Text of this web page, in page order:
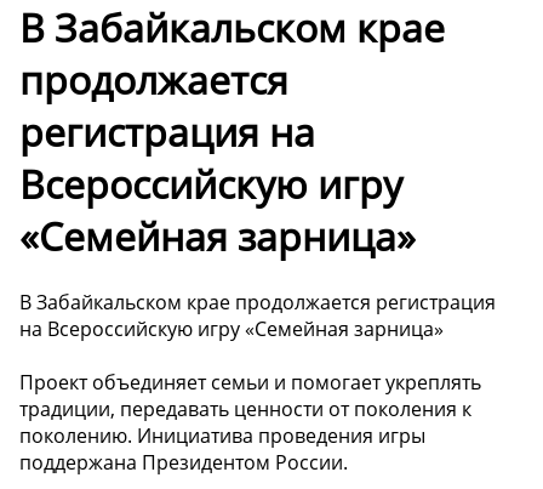
В Забайкальском крае
продолжается
регистрация на
Всероссийскую игру
«Семейная зарница»
В Забайкальском крае продолжается регистрация
на Всероссийскую игру «Семейная зарница»
Проект объединяет семьи и помогает укреплять
традиции, передавать ценности от поколения к
поколению. Инициатива проведения игры
поддержана Президентом России.